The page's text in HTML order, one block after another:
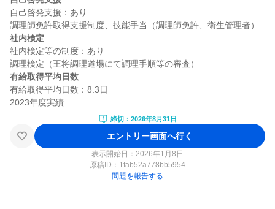
自己啓発支援：あり
社内検定
社内検定等の制度：あり
有給取得平均日数
有給取得平均日数：8.3日
締切：2026年8月31日
エントリー画面へ行く
表示開始日：2026年1月8日
原稿ID： 1fab52a778bb5954
問題を報告する